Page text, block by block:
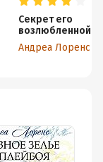
Секрет его
возлюбленной
Андреа Лоренс